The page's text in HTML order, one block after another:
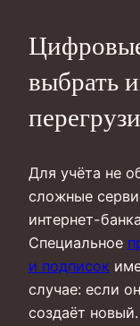
выбрать
Для учёта не
сложные
интернет-
Специальное
и подписок
случае: если
создаёт новый.